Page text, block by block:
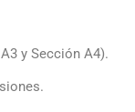
y Sección A4).